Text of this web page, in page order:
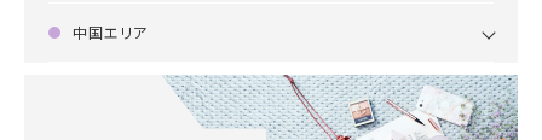
中国エリア